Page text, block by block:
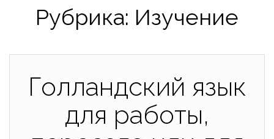
Рубрика: Изучение
Голландский язык
для работы,